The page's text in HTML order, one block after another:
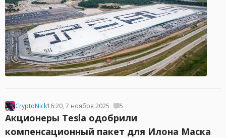
CryptoNick16:20, 7 ноября 2025 5
Акционеры Tesla одобрили
компенсационный пакет для Илона Маска